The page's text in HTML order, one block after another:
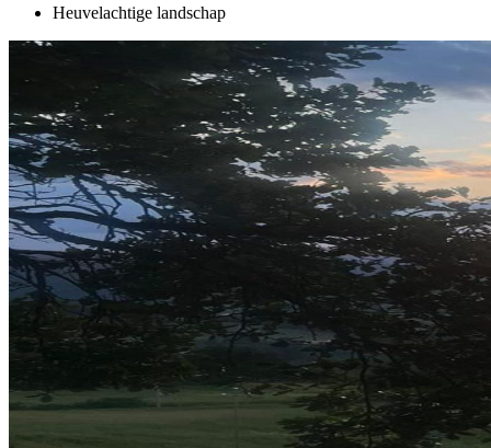
Heuvelachtige landschap